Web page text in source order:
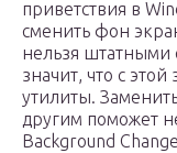
приветствия в
сменить фон
нельзя штатными
значит, что с
утилиты.
другим поможет
Background